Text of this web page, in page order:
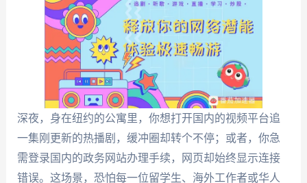
深夜，身在纽约的公寓里，你想打开国内的视频平台追
一集刚更新的热播剧，缓冲圈却转个不停；或者，你急
需登录国内的政务网站办理手续，网页却始终显示连接
错误。这场景，恐怕每一位留学生、海外工作者或华人